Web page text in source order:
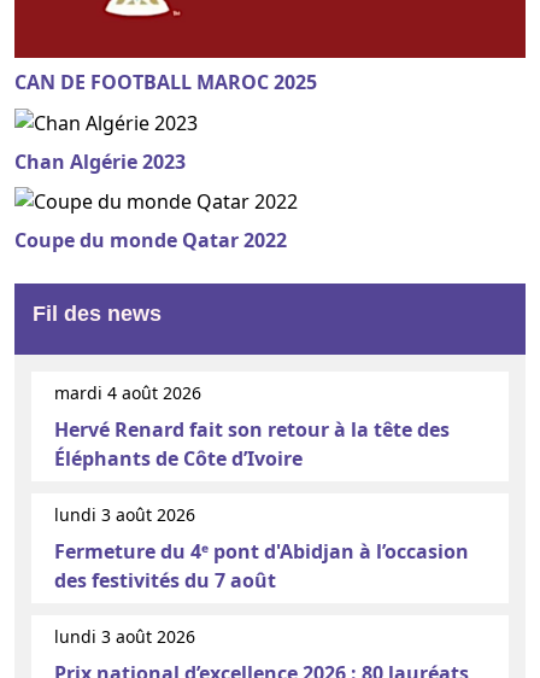
CAN DE FOOTBALL MAROC 2025
Chan Algérie 2023
Coupe du monde Qatar 2022
Fil des news
mardi 4 août 2026
Hervé Renard fait son retour à la tête des
Éléphants de Côte d’Ivoire
lundi 3 août 2026
Fermeture du 4ᵉ pont d'Abidjan à l’occasion
des festivités du 7 août
lundi 3 août 2026